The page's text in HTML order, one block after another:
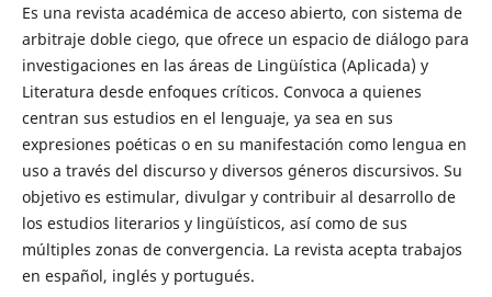
Es una revista académica de acceso abierto, con sistema de
arbitraje doble ciego, que ofrece un espacio de diálogo para
investigaciones en las áreas de Lingüística (Aplicada) y
Literatura desde enfoques críticos. Convoca a quienes
centran sus estudios en el lenguaje, ya sea en sus
expresiones poéticas o en su manifestación como lengua en
uso a través del discurso y diversos géneros discursivos. Su
objetivo es estimular, divulgar y contribuir al desarrollo de
los estudios literarios y lingüísticos, así como de sus
múltiples zonas de convergencia. La revista acepta trabajos
en español, inglés y portugués.